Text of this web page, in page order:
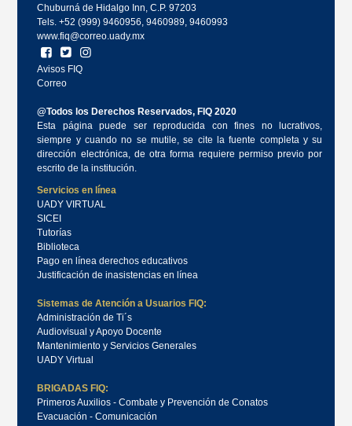
Chuburná de Hidalgo Inn, C.P. 97203
Tels. +52 (999) 9460956, 9460989, 9460993
www.fiq@correo.uady.mx
Avisos FIQ
Correo
@Todos los Derechos Reservados, FIQ 2020
Esta página puede ser reproducida con fines no lucrativos,
siempre y cuando no se mutile, se cite la fuente completa y su
dirección electrónica, de otra forma requiere permiso previo por
escrito de la institución.
Servicios en línea
UADY VIRTUAL
SICEI
Tutorías
Biblioteca
Pago en línea derechos educativos
Justificación de inasistencias en línea
Sistemas de Atención a Usuarios FIQ:
Administración de Ti´s
Audiovisual y Apoyo Docente
Mantenimiento y Servicios Generales
UADY Virtual
BRIGADAS FIQ:
Primeros Auxilios - Combate y Prevención de Conatos
Evacuación - Comunicación